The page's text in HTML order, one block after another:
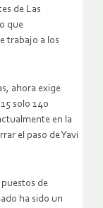
de Las
que
trabajo a los
ahora exige
solo 140
en la
el paso de Yavi
de
ha sido un